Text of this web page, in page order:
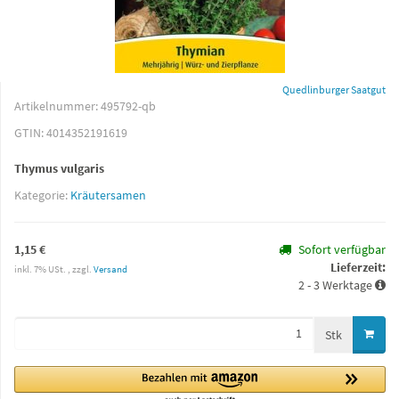
Quedlinburger Saatgut
Artikelnummer:495792-qb
GTIN:4014352191619
Thymus vulgaris
Kategorie: Kräutersamen
1,15 €
inkl. 7% USt. , zzgl. Versand
Sofort verfügbar
Lieferzeit:
2 - 3 Werktage
Stk